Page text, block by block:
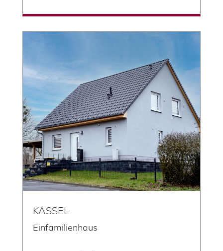
KASSEL
Einfamilienhaus